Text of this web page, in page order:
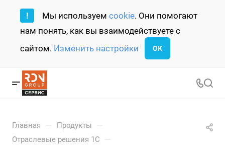
! Мы используем cookie. Они помогают
нам понять, как вы взаимодействуете с
сайтом. Изменить настройки ОК
Главная — Продукты —
Отраслевые решения 1С —